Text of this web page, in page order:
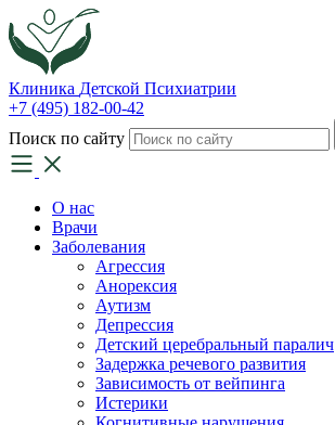
Клиника Детской Психиатрии
+7 (495) 182-00-42
Поиск по сайту
О нас
Врачи
Заболевания
Агрессия
Анорексия
Аутизм
Депрессия
Детский церебральный паралич
Задержка речевого развития
Зависимость от вейпинга
Истерики